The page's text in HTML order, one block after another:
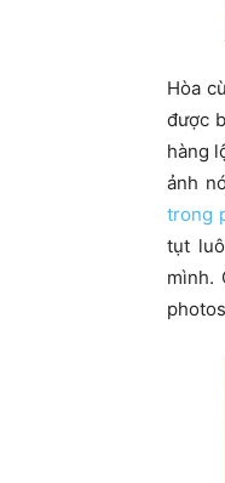
Hòa
được
hàng
ảnh
trong
tụt
mình.